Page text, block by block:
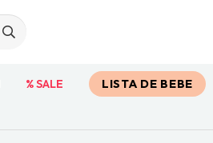
% SALE LISTA DE BEBE